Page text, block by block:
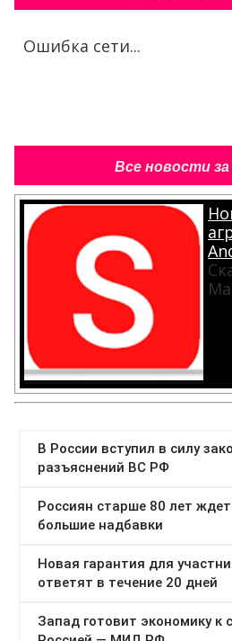
Ошибка сети...
Все новости за